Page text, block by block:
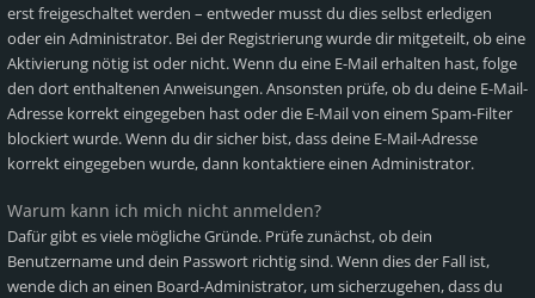
erst freigeschaltet werden – entweder musst du dies selbst erledigen
oder ein Administrator. Bei der Registrierung wurde dir mitgeteilt, ob eine
Aktivierung nötig ist oder nicht. Wenn du eine E-Mail erhalten hast, folge
den dort enthaltenen Anweisungen. Ansonsten prüfe, ob du deine E-Mail-
Adresse korrekt eingegeben hast oder die E-Mail von einem Spam-Filter
blockiert wurde. Wenn du dir sicher bist, dass deine E-Mail-Adresse
korrekt eingegeben wurde, dann kontaktiere einen Administrator.
Warum kann ich mich nicht anmelden?
Dafür gibt es viele mögliche Gründe. Prüfe zunächst, ob dein
Benutzername und dein Passwort richtig sind. Wenn dies der Fall ist,
wende dich an einen Board-Administrator, um sicherzugehen, dass du